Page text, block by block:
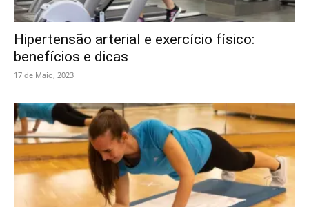
Hipertensão arterial e exercício físico:
benefícios e dicas
17 de Maio, 2023